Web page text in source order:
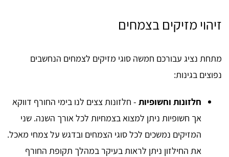
זיהוי מזיקים בצמחים
מתחת נציג עבורכם חמשה סוגי מזיקים לצמחים הנחשבים
נפוצים בגינות:
חלזונות וחשופיות - חלזונות צצים לנו בימי החורף דווקא
אך חשופיות ניתן למצוא בצמחיות לכל אורך השנה. שני
המזיקים נמשכים לכל סוגי הצמחים ובדגש על צמחי מאכל.
את החילזון ניתן לראות בעיקר במהלך תקופת החורף